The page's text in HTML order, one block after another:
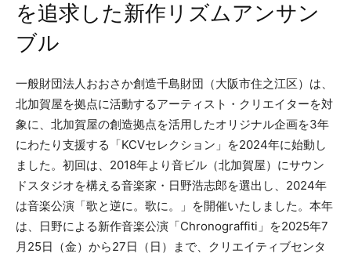
を追求した新作リズムアンサン
ブル
一般財団法人おおさか創造千島財団（大阪市住之江区）は、
北加賀屋を拠点に活動するアーティスト・クリエイターを対
象に、北加賀屋の創造拠点を活用したオリジナル企画を3年
にわたり支援する「KCVセレクション」を2024年に始動し
ました。初回は、2018年より音ビル（北加賀屋）にサウン
ドスタジオを構える音楽家・日野浩志郎を選出し、2024年
は音楽公演「歌と逆に。歌に。」を開催いたしました。本年
は、日野による新作音楽公演「Chronograffiti」を2025年7
月25日（金）から27日（日）まで、クリエイティブセンタ